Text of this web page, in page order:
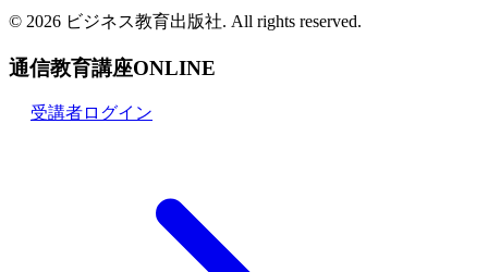
© 2026 ビジネス教育出版社. All rights reserved.
通信教育講座ONLINE
受講者ログイン